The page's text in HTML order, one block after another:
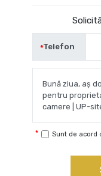
Telefon
Sunt de acord